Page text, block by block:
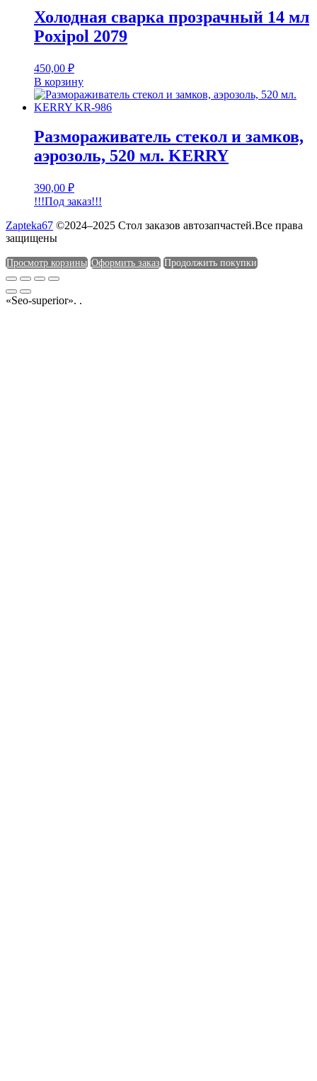
Холодная сварка прозрачный 14 мл
Poxipol 2079
450,00 ₽
В корзину
Размораживатель стекол и замков,
аэрозоль, 520 мл. KERRY
390,00 ₽
!!!Под заказ!!!
Zapteka67 ©2024–2025 Стол заказов автозапчастей.Все права
защищены
Просмотр корзины Оформить заказ Продолжить покупки
«Seo-superior». .